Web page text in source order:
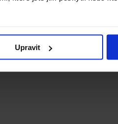
Upravit